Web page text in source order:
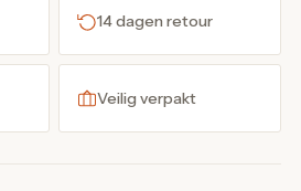
14 dagen retour
Veilig verpakt